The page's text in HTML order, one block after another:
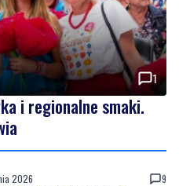
1
i regionalne smaki.
2026
jechał rowerem z
nie miała kasku